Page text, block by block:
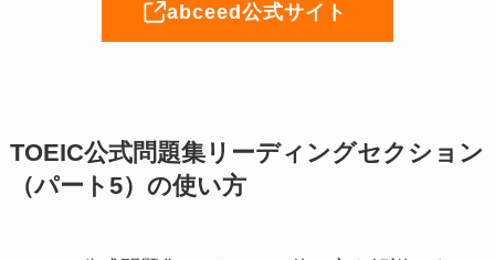
abceed公式サイト
TOEIC公式問題集リーディングセクション
（パート5）の使い方